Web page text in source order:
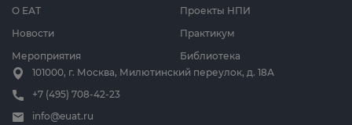
О ЕАТ
Новости
Мероприятия
Проекты НПИ
Практикум
Библиотека
101000, г. Москва, Милютинский переулок, д. 18А
+7 (495) 708-42-23
info@euat.ru